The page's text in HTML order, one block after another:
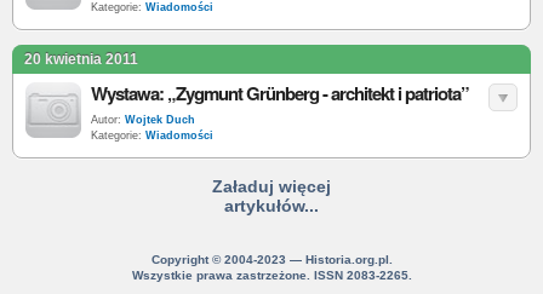
Kategorie: Wiadomości
20 kwietnia 2011
Wystawa: „Zygmunt Grünberg - architekt i patriota”
Autor: Wojtek Duch
Kategorie: Wiadomości
Załaduj więcej
artykułów...
Copyright © 2004-2023 — Historia.org.pl.
Wszystkie prawa zastrzeżone. ISSN 2083-2265.